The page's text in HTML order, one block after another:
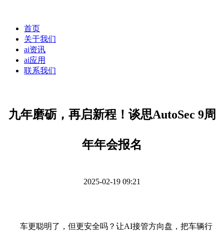
首页
关于我们
ai资讯
ai应用
联系我们
九年磨砺，再启新程！谈思AutoSec 9周
年年会报名
2025-02-19 09:21
车更聪明了，但更安全吗？让AI接管方向盘，把车辆行